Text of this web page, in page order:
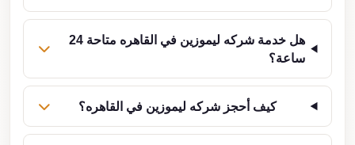
هل خدمة شركه ليموزين في القاهره متاحة 24
ساعة؟
كيف أحجز شركه ليموزين في القاهره؟